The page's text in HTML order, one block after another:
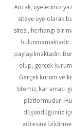
Ancak, üyelerimiz
siteye üye olarak
sitesi, herhangi bir
bulunmamaktadır.
paylaşılmaktadır.
olup, gerçek
Gerçek kurum ve
Sitemiz, kar amacı
platformudur.
düşündüğünüz
adresine